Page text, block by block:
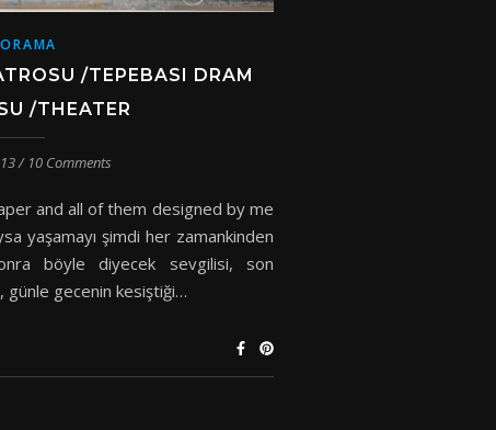
/TEPEBASI DRAM
/THEATER
/ 10 Comments
and all of them designed by me
şimdi her zamankinden
böyle diyecek sevgilisi, son
günle gecenin kesiştiği…